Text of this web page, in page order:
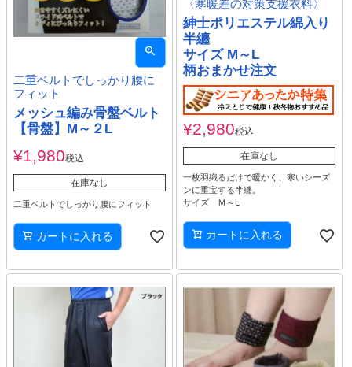
二重ベルトでしっかり腰に
フィット
メッシュ編み骨盤ベルト
【骨盤】M～２L
¥1,980税込
在庫なし
二重ベルトでしっかり腰にフィット
カートに入れる
〈寒暖差の対策支援衣料〉
紳士ポリエステル綿入り
半纏
サイズ M～L
柄おまかせ注文
¥2,980税込
在庫なし
一枚羽織るだけで暖かく、寒いシーズ
ンに重宝する半纏。
サイズ Ｍ～L
カートに入れる